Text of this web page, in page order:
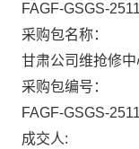
FAGF-GSGS-
采购包名称：
甘肃公司维抢修
采购包编号：
FAGF-GSGS-
成交人: